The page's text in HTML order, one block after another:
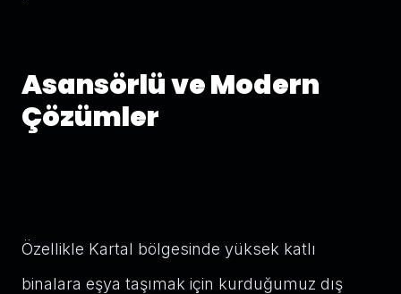
Asansörlü ve Modern
Çözümler
Özellikle Kartal bölgesinde yüksek katlı
binalara eşya taşımak için kurduğumuz dış